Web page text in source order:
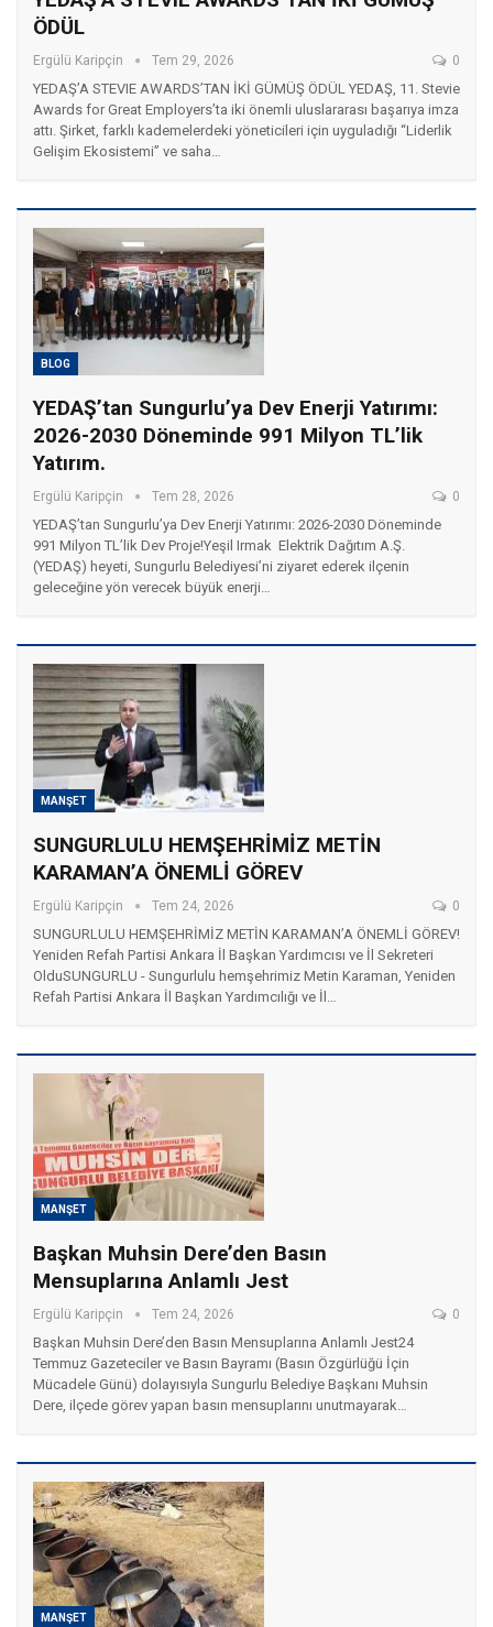
ÖDÜL
Ergülü Karipçin Tem 29, 2026 0
YEDAŞ’A STEVIE AWARDS’TAN İKİ GÜMÜŞ ÖDÜL YEDAŞ, 11. Stevie
Awards for Great Employers’ta iki önemli uluslararası başarıya imza
attı. Şirket, farklı kademelerdeki yöneticileri için uyguladığı “Liderlik
Gelişim Ekosistemi” ve saha…
BLOG
YEDAŞ’tan Sungurlu’ya Dev Enerji Yatırımı:
2026-2030 Döneminde 991 Milyon TL’lik
Yatırım.
Ergülü Karipçin Tem 28, 2026 0
YEDAŞ’tan Sungurlu’ya Dev Enerji Yatırımı: 2026-2030 Döneminde
991 Milyon TL’lik Dev Proje! ​Yeşil Irmak Elektrik Dağıtım A.Ş.
(YEDAŞ) heyeti, Sungurlu Belediyesi’ni ziyaret ederek ilçenin
geleceğine yön verecek büyük enerji…
MANŞET
SUNGURLULU HEMŞEHRİMİZ METİN
KARAMAN’A ÖNEMLİ GÖREV
Ergülü Karipçin Tem 24, 2026 0
SUNGURLULU HEMŞEHRİMİZ METİN KARAMAN’A ÖNEMLİ GÖREV! ​
Yeniden Refah Partisi Ankara İl Başkan Yardımcısı ve İl Sekreteri
Oldu ​SUNGURLU - Sungurlulu hemşehrimiz Metin Karaman, Yeniden
Refah Partisi Ankara İl Başkan Yardımcılığı ve İl…
MANŞET
Başkan Muhsin Dere’den Basın
Mensuplarına Anlamlı Jest
Ergülü Karipçin Tem 24, 2026 0
Başkan Muhsin Dere’den Basın Mensuplarına Anlamlı Jest ​24
Temmuz Gazeteciler ve Basın Bayramı (Basın Özgürlüğü İçin
Mücadele Günü) dolayısıyla Sungurlu Belediye Başkanı Muhsin
Dere, ilçede görev yapan basın mensuplarını unutmayarak…
MANŞET